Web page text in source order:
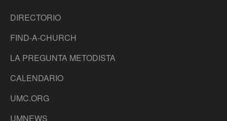
DIRECTORIO
FIND-A-CHURCH
LA PREGUNTA METODISTA
CALENDARIO
UMC.ORG
UMNEWS